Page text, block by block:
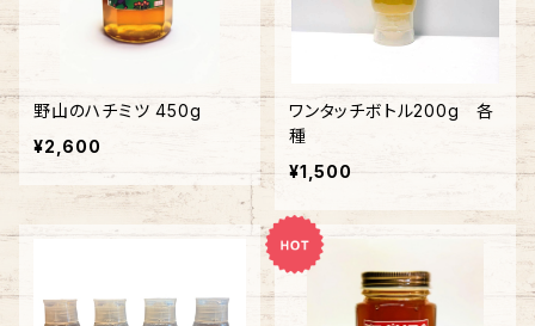
野山のハチミツ 450g
¥2,600
ワンタッチボトル200g 各
種
¥1,500